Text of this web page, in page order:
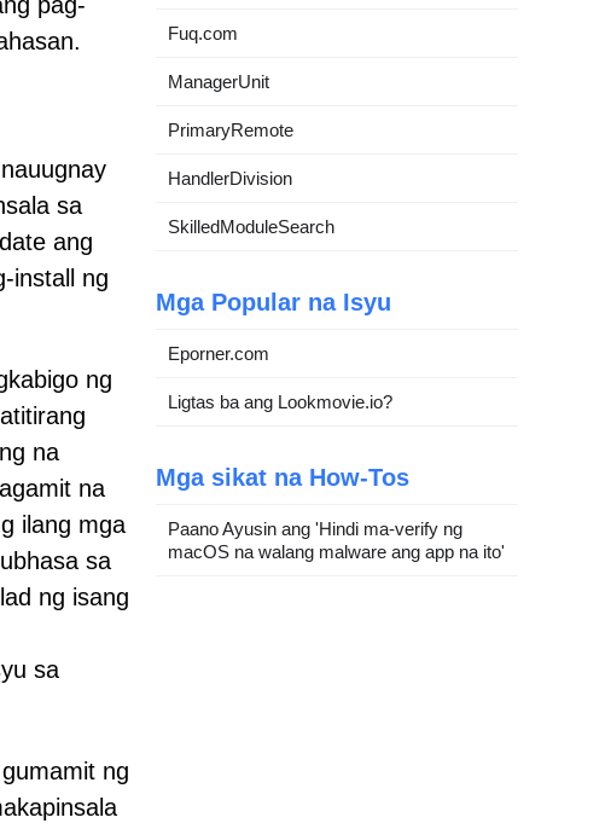
sa
ang
install ng
ng
na
na
ilang mga
sa
ng isang
sa
ng
Fuq.com
ManagerUnit
PrimaryRemote
HandlerDivision
SkilledModuleSearch
Mga Popular na Isyu
Eporner.com
Ligtas ba ang Lookmovie.io?
Mga sikat na How-Tos
Paano Ayusin ang 'Hindi ma-verify ng
macOS na walang malware ang app na ito'